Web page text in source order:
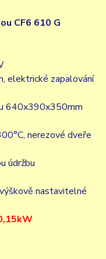
CF6 610 G
elektrické zapalování
640x390x350mm
nerezové dveře
údržbu
nastavitelné